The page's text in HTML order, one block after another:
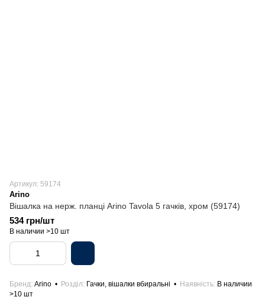
Артикул: 59174
Arino
Вішалка на нерж. планці Arino Tavola 5 гачків, хром (59174)
534 грн/шт
В наличии >10 шт
Бренд Arino Розділ Гачки, вішалки вбиральні Наявність В наличии
>10 шт